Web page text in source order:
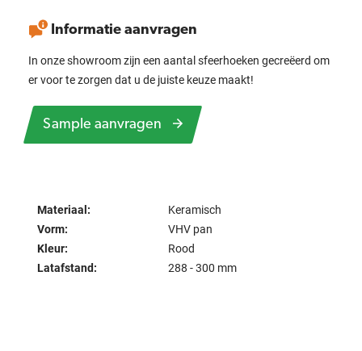
Informatie aanvragen
In onze showroom zijn een aantal sfeerhoeken gecreëerd om
er voor te zorgen dat u de juiste keuze maakt!
Sample aanvragen
Materiaal:
Keramisch
Vorm:
VHV pan
Kleur:
Rood
Latafstand:
288 - 300 mm